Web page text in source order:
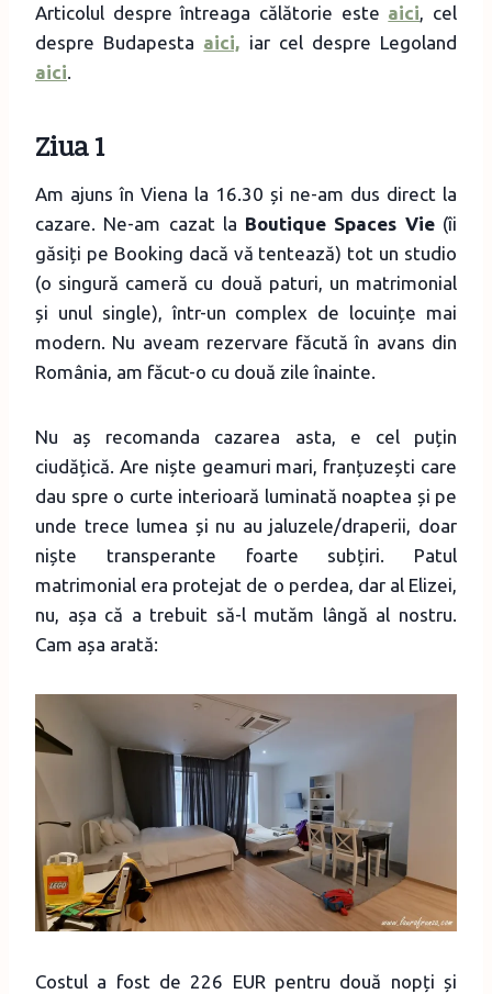
Articolul despre întreaga călătorie este aici, cel
despre Budapesta aici, iar cel despre Legoland
aici.
Ziua 1
Am ajuns în Viena la 16.30 și ne-am dus direct la
cazare. Ne-am cazat la Boutique Spaces Vie (îi
găsiți pe Booking dacă vă tentează) tot un studio
(o singură cameră cu două paturi, un matrimonial
și unul single), într-un complex de locuințe mai
modern. Nu aveam rezervare făcută în avans din
România, am făcut-o cu două zile înainte.
Nu aș recomanda cazarea asta, e cel puțin
ciudățică. Are niște geamuri mari, franțuzești care
dau spre o curte interioară luminată noaptea și pe
unde trece lumea și nu au jaluzele/draperii, doar
niște transperante foarte subțiri. Patul
matrimonial era protejat de o perdea, dar al Elizei,
nu, așa că a trebuit să-l mutăm lângă al nostru.
Cam așa arată:
Costul a fost de 226 EUR pentru două nopți și